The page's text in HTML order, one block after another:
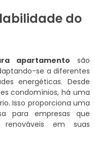
do
apartamento são
se a diferentes
energéticas. Desde
condomínios, há uma
Isso proporciona uma
para empresas que
renováveis em suas